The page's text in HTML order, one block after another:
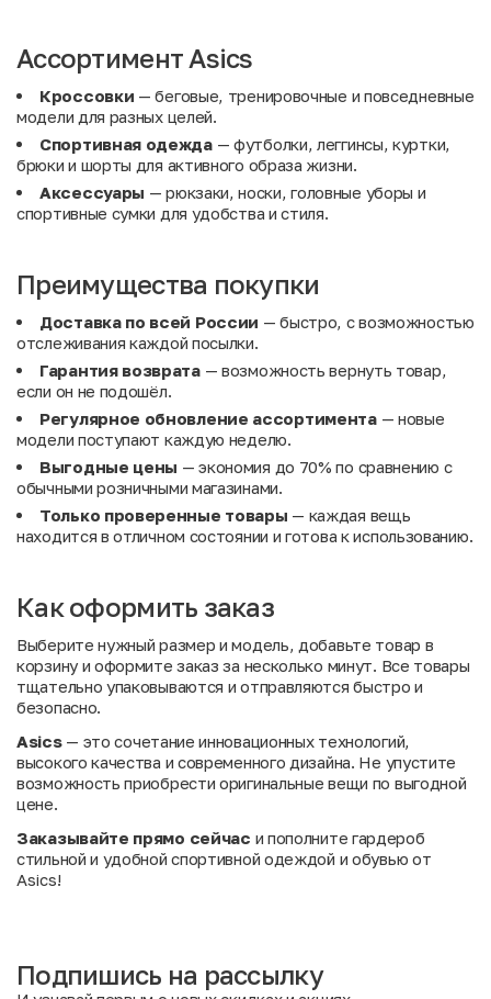
Ассортимент Asics
Кроссовки — беговые, тренировочные и повседневные
модели для разных целей.
Спортивная одежда— футболки, леггинсы, куртки,
брюки и шорты для активного образа жизни.
Аксессуары — рюкзаки, носки, головные уборы и
спортивные сумки для удобства и стиля.
Преимущества покупки
Доставка по всей России — быстро, с возможностью
отслеживания каждой посылки.
Гарантия возврата— возможность вернуть товар,
если он не подошёл.
Регулярное обновление ассортимента— новые
модели поступают каждую неделю.
Выгодные цены — экономия до 70% по сравнению с
обычными розничными магазинами.
Только проверенные товары — каждая вещь
находится в отличном состоянии и готова к использованию.
Как оформить заказ
Выберите нужный размер и модель, добавьте товар в
корзину и оформите заказ за несколько минут. Все товары
тщательно упаковываются и отправляются быстро и
безопасно.
Asics— это сочетание инновационных технологий,
высокого качества и современного дизайна. Не упустите
возможность приобрести оригинальные вещи по выгодной
цене.
Заказывайте прямо сейчас и пополните гардероб
стильной и удобной спортивной одеждой и обувью от
Asics!
Подпишись на рассылку